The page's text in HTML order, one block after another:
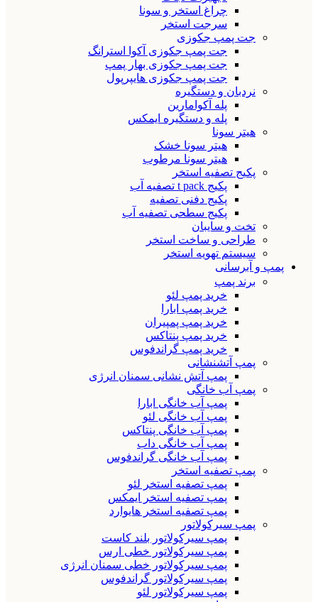
چراغ استخر و سونا
سرجت استخر
جت پمپ جکوزی
جت پمپ جکوزی آکوا استرانگ
جت پمپ جکوزی بهار پمپ
جت پمپ جکوزی هایپرپول
نردبان و دستگیره
پله آکوامارین
پله و دستگیره ایمکس
هیتر سونا
هیتر سونا خشک
هیتر سونا مرطوب
پکیج تصفیه استخر
پکیج t pack تصفیه آب
پکیج دفنی تصفیه
پکیج سطحی تصفیه آب
تخت و سایبان
طراحی و ساخت استخر
سیستم تهویه استخر
پمپ و آبرسانی
برند پمپ
خرید پمپ لئو
خرید پمپ ابارا
خرید پمپ پمپیران
خرید پمپ پنتاکس
خرید پمپ گراندفوس
پمپ آتشنشانی
پمپ آتش نشانی سمنان انرژی
پمپ آب خانگی
پمپ آب خانگی ابارا
پمپ آب خانگی لئو
پمپ آب خانگی پنتاکس
پمپ آب خانگی داب
پمپ آب خانگی گراندفوس
پمپ تصفیه استخر
پمپ تصفیه استخر لئو
پمپ تصفیه استخر ایمکس
پمپ تصفیه استخر هایوارد
پمپ سیرکولاتور
پمپ سیرکولاتور بلند کاست
پمپ سیرکولاتور خطی ارس
پمپ سیرکولاتور خطی سمنان انرژی
پمپ سیرکولاتور گراندفوس
پمپ سیرکولاتور لئو